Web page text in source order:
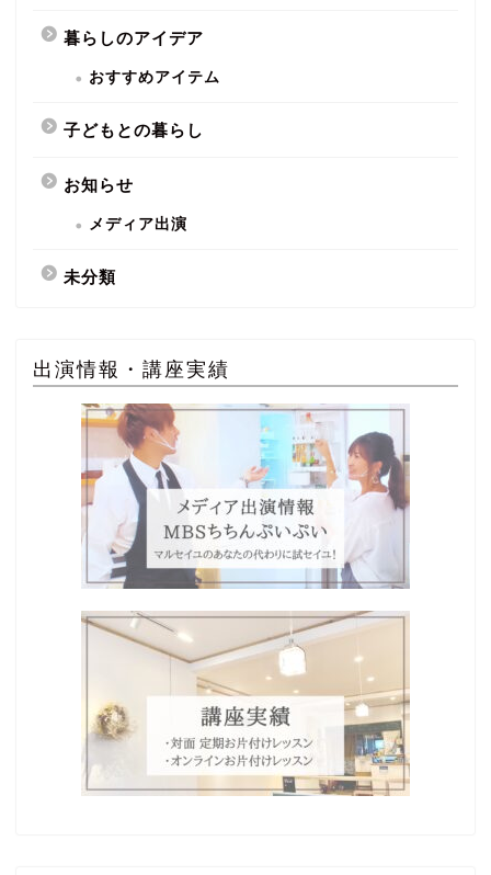
暮らしのアイデア
おすすめアイテム
子どもとの暮らし
お知らせ
メディア出演
未分類
出演情報・講座実績
Home
プロフィール